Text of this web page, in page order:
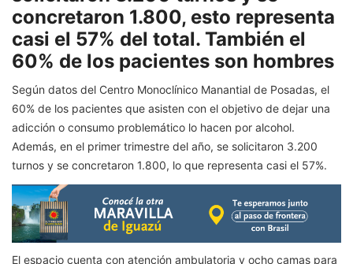
concretaron 1.800, esto representa
casi el 57% del total. También el
60% de los pacientes son hombres
Según datos del Centro Monoclínico Manantial de Posadas, el
60% de los pacientes que asisten con el objetivo de dejar una
adicción o consumo problemático lo hacen por alcohol.
Además, en el primer trimestre del año, se solicitaron 3.200
turnos y se concretaron 1.800, lo que representa casi el 57%.
El espacio cuenta con atención ambulatoria y ocho camas para